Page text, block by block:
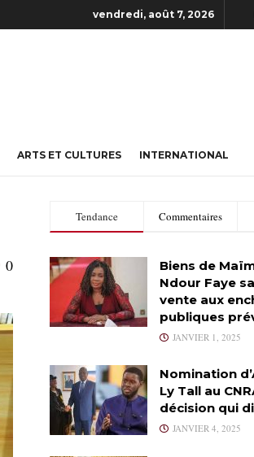
vendredi, août 7, 2026
ARTS ET CULTURES INTERNATIONAL
0
Tendance Commentaires
Biens de
Ndour Faye
vente aux
publiques
JANVIER 1, 2025
Nomination
Ly Tall au
décision qui
JANVIER 4, 2025